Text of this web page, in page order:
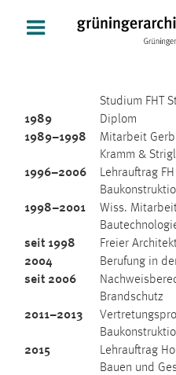
Inhalt
Studium FHT
1989
Diplom
1989–1998
Mitarbeit
Kramm &
1996–2006
Lehrauftrag
1998–2001
Wiss.
seit 1998
Freier
2004
Berufung in
seit 2006
Brandschutz
2011–2013
2015
Lehrauftrag
Bauen und